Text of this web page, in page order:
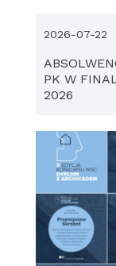
PK W
2026
2026-07-22